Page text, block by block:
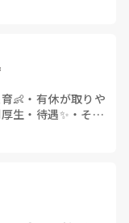
👶 ・ 有休が取りや
生・待遇✨ ・ その